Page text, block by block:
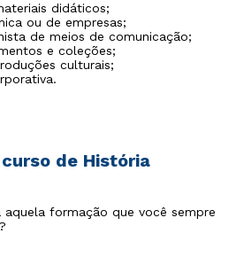
didáticos;
ou de empresas;
de meios de comunicação;
e coleções;
culturais;
de História
formação que você sempre